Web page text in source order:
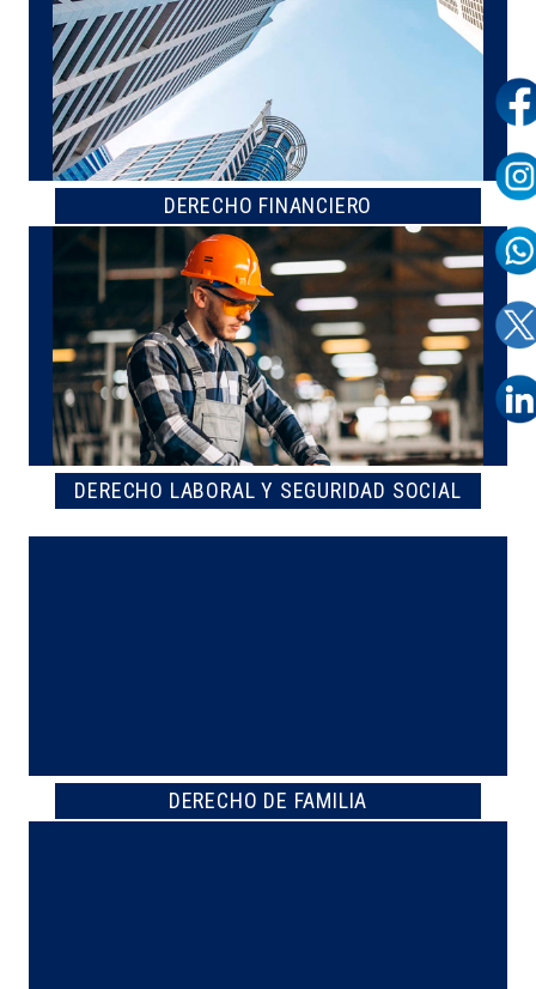
DERECHO FINANCIERO
DERECHO LABORAL Y SEGURIDAD SOCIAL
DERECHO DE FAMILIA